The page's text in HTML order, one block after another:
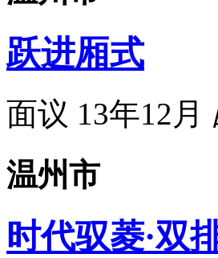
跃进厢式
面议 13年12月
温州市
时代驭菱·双